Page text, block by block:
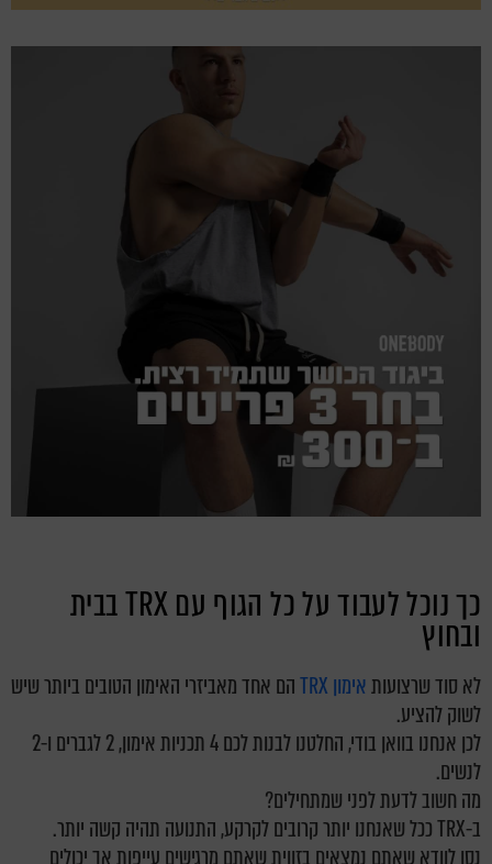
כך נוכל לעבוד על כל הגוף עם TRX בבית
ובחוץ
לא סוד שרצועותאימון TRX
הם אחד מאביזרי האימון הטובים ביותר שיש
לשוק להציע.
לכן אנחנו בוואן בודי, החלטנו לבנות לכם 4 תכניות אימון, 2 לגברים ו-2
לנשים.
מה חשוב לדעת לפני שמתחילים?
ב-TRX ככל שאנחנו יותר קרובים לקרקע, התנועה תהיה קשה יותר.